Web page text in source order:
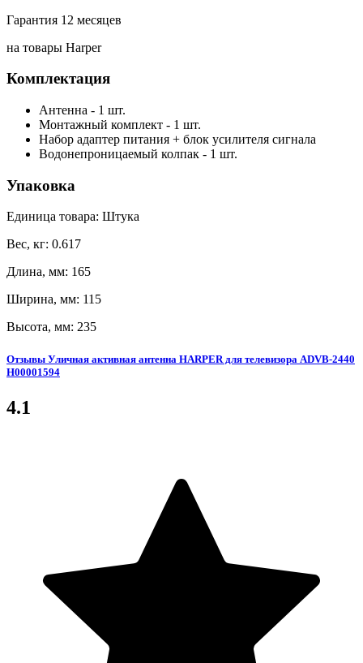
Гарантия 12 месяцев
на товары Harper
Комплектация
Антенна - 1 шт.
Монтажный комплект - 1 шт.
Набор адаптер питания + блок усилителя сигнала
Водонепроницаемый колпак - 1 шт.
Упаковка
Единица товара: Штука
Вес, кг: 0.617
Длина, мм: 165
Ширина, мм: 115
Высота, мм: 235
Отзывы Уличная активная антенна HARPER для телевизора ADVB-2440
H00001594
4.1